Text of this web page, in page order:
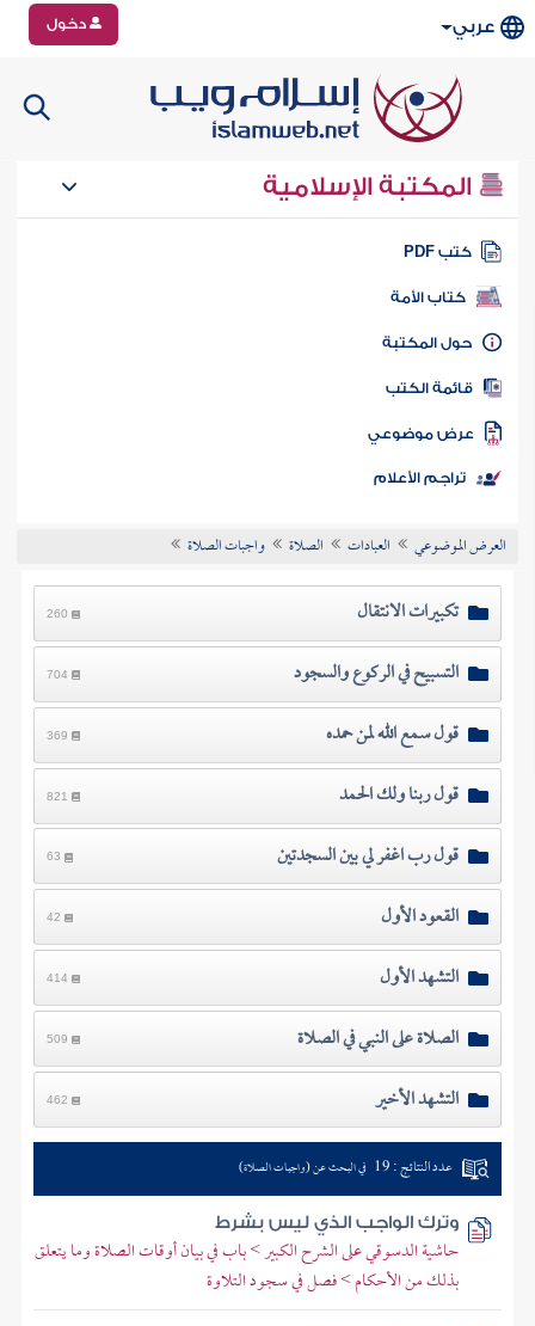
عربي دخول
المكتبة الإسلامية
كتب PDF
كتاب الأمة
المكتبة
الكتب
موضوعي
تراجم الأعلام
العرض الموضوعي العبادات الصلاة واجبات الصلاة
تكبيرات الانتقال 260
التسبيح في الركوع والسجود 704
قول سمع الله لمن حمده 369
قول ربنا ولك الحمد 821
قول رب اغفر لي بين السجدتين 63
القعود الأول 42
التشهد الأول 414
الصلاة على النبي في الصلاة 509
التشهد الأخير 462
عدد النتائج : 19 في البحث عن (واجبات الصلاة)
وترك الواجب الذي ليس بشرط
حاشية الدسوقي على الشرح الكبير > باب في بيان أوقات الصلاة وما يتعلق
بذلك من الأحكام > فصل في سجود التلاوة